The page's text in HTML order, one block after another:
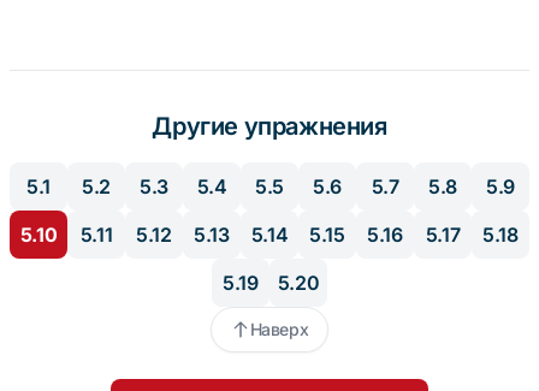
Другие упражнения
5.1 5.2 5.3 5.4 5.5 5.6 5.7 5.8
5.9
5.10
5.11 5.12 5.13 5.14 5.15 5.16 5.17
5.18
5.19
5.20
Наверх